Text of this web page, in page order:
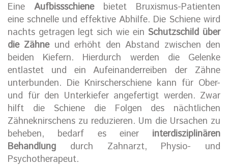
Eine Aufbissschienebietet Bruxismus-Patienten
eine schnelle und effektive Abhilfe. Die Schiene wird
nachts getragen legt sich wie ein Schutzschild über
die Zähneund erhöht den Abstand zwischen den
beiden Kiefern. Hierdurch werden die Gelenke
entlastet und ein Aufeinanderreiben der Zähne
unterbunden. Die Knirscherschiene kann für Ober-
und für den Unterkiefer angefertigt werden. Zwar
hilft die Schiene die Folgen des nächtlichen
Zähneknirschens zu reduzieren. Um die Ursachen zu
beheben, bedarf es einer interdisziplinären
Behandlung durch Zahnarzt, Physio- und
Psychotherapeut.